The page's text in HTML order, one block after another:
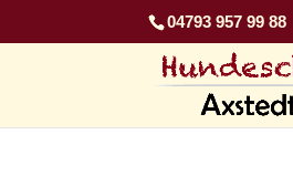
04793 957 99 88